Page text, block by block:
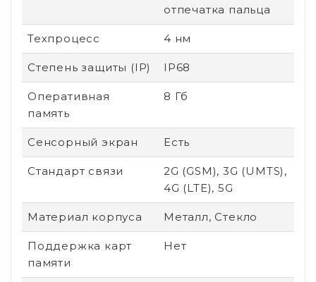
отпечатка пальца
Техпроцесс 4 нм
Степень защиты (IP) IP68
Оперативная
память
8 Гб
Сенсорный экран Есть
Стандарт связи
2G (GSM), 3G (UMTS),
4G (LTE), 5G
Материал корпуса Металл, Стекло
Поддержка карт
памяти
Нет